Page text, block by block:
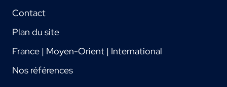
Contact
Plan du site
France | Moyen-Orient | International
Nos références